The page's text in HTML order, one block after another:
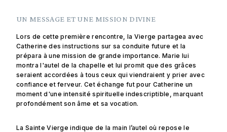
UN MESSAGE ET UNE MISSION DIVINE
Lors de cette première rencontre, la Vierge partagea avec
Catherine des instructions sur sa conduite future et la
prépara à une mission de grande importance. Marie lui
montra l'autel de la chapelle et lui promit que des grâces
seraient accordées à tous ceux qui viendraient y prier avec
confiance et ferveur. Cet échange fut pour Catherine un
moment d'une intensité spirituelle indescriptible, marquant
profondément son âme et sa vocation.
La Sainte Vierge indique de la main l’autel où repose le